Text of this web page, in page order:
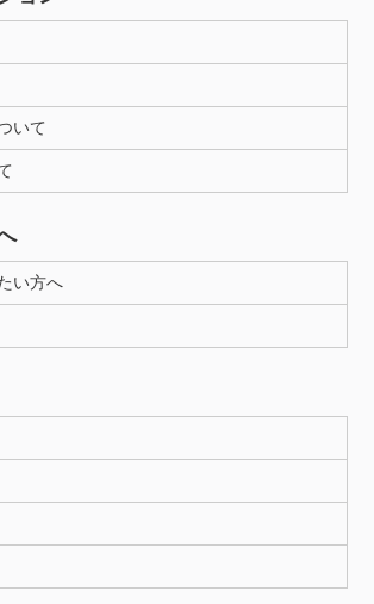
いて
い方へ